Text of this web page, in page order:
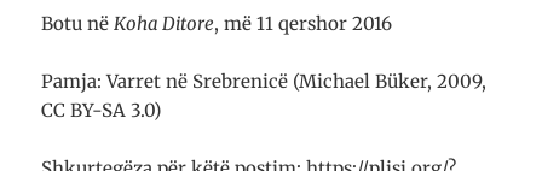
Botu në Koha Ditore, më 11 qershor 2016
Pamja: Varret në Srebrenicë (Michael Büker, 2009,
CC BY-SA 3.0)